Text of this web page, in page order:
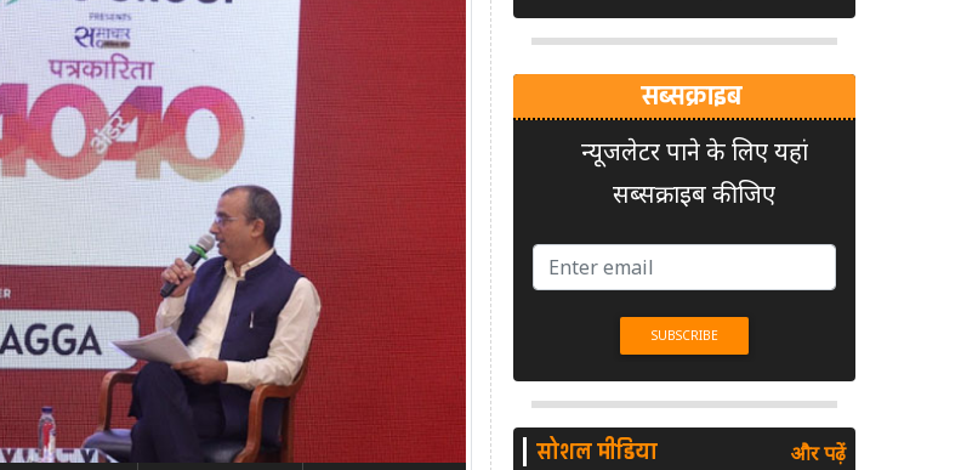
सब्सक्राइब
न्यूजलेटर पाने के लिए यहां
सब्सक्राइब कीजिए
सोशल मीडिया और पढ़ें